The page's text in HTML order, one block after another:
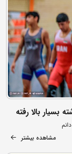
بسیار بالا رفته
مشاهده بیشتر